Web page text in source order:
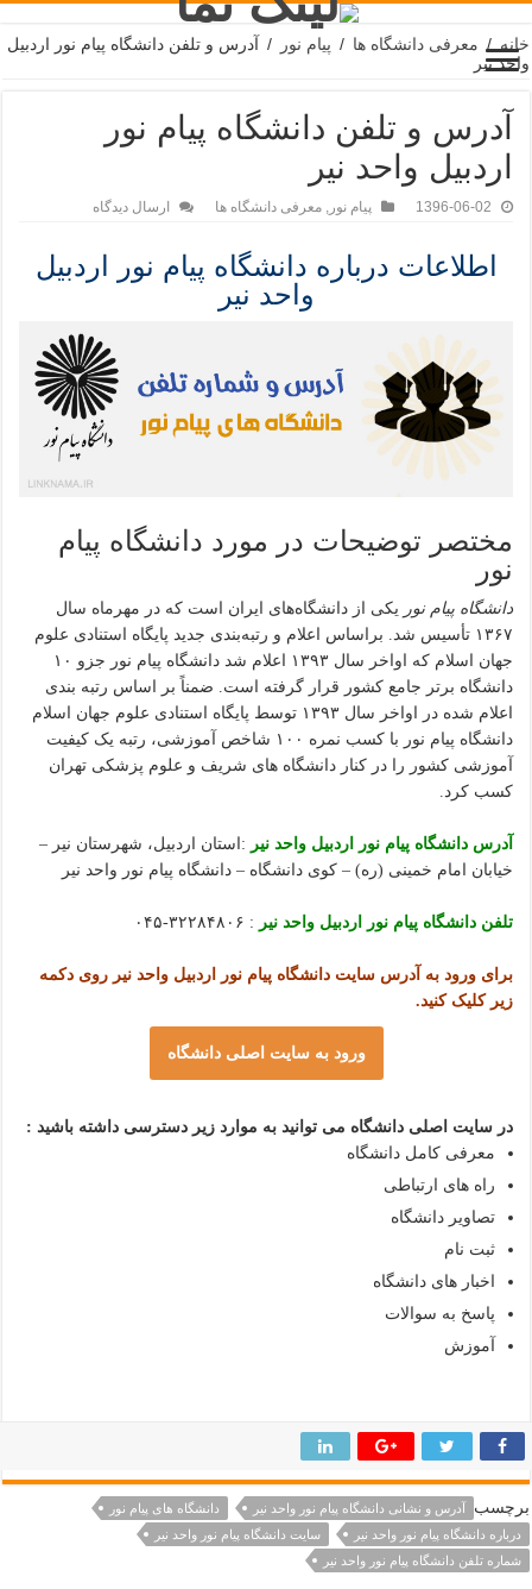
خانه / معرفی دانشگاه ها / پیام نور /
آدرس و تلفن دانشگاه پیام نور اردبیل
واحد نیر
آدرس و تلفن دانشگاه پیام نور
اردبیل واحد نیر
1396-06-02 پیام نور , معرفی دانشگاه ها ارسال دیدگاه
اطلاعات درباره دانشگاه پیام نور اردبیل
واحد نیر
مختصر توضیحات در مورد دانشگاه پیام
نور
دانشگاه پیام نور یکی از دانشگاه‌های ایران است که در مهرماه سال
۱۳۶۷ تأسیس شد. براساس اعلام و رتبه‌بندی جدید پایگاه استنادی علوم
جهان اسلام که اواخر سال ۱۳۹۳ اعلام شد دانشگاه پیام نور جزو ۱۰
دانشگاه برتر جامع کشور قرار گرفته است. ضمناً بر اساس رتبه بندی
اعلام شده در اواخر سال ۱۳۹۳ توسط پایگاه استنادی علوم جهان اسلام
دانشگاه پیام نور با کسب نمره ۱۰۰ شاخص آموزشی، رتبه یک کیفیت
آموزشی کشور را در کنار دانشگاه های شریف و علوم پزشکی تهران
کسب کرد.
آدرس دانشگاه پیام نور اردبیل واحد نیر :استان اردبیل، شهرستان نیر –
خیابان امام خمینی (ره) – کوی دانشگاه – دانشگاه پیام نور واحد نیر
تلفن دانشگاه پیام نور اردبیل واحد نیر : ۳۲۲۸۴۸۰۶-۰۴۵
برای ورود به آدرس سایت دانشگاه پیام نور اردبیل واحد نیر روی دکمه
زیر کلیک کنید.
ورود به سایت اصلی دانشگاه
در سایت اصلی دانشگاه می توانید به موارد زیر دسترسی داشته باشید :
معرفی کامل دانشگاه
راه های ارتباطی
تصاویر دانشگاه
ثبت نام
اخبار های دانشگاه
پاسخ به سوالات
آموزش
برچسب آدرس و نشانی دانشگاه پیام نور واحد نير
دانشگاه های پیام نور
درباره دانشگاه پیام نور واحد نير
سایت دانشگاه پیام نور واحد نير
شماره تلفن دانشگاه پیام نور واحد نير